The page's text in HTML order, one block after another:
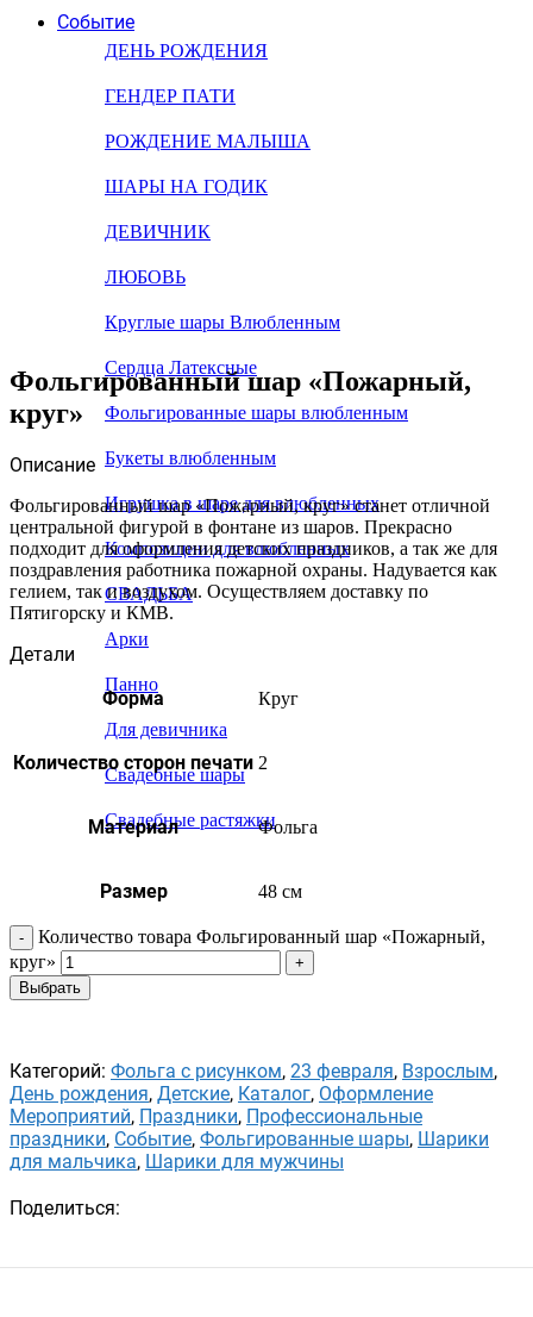
Событие
ДЕНЬ РОЖДЕНИЯ
ГЕНДЕР ПАТИ
РОЖДЕНИЕ МАЛЫША
ШАРЫ НА ГОДИК
ДЕВИЧНИК
ЛЮБОВЬ
Круглые шары Влюбленным
Сердца Латексные
Фольгированные шары влюбленным
Букеты влюбленным
Игрушка в шаре для влюбленных
Композиции для влюбленных
СВАДЬБА
Арки
Панно
Для девичника
Свадебные шары
Свадебные растяжки
Фольгированный шар «Пожарный,
круг»
Описание
Фольгированный шар «Пожарный, круг» станет отличной
центральной фигурой в фонтане из шаров. Прекрасно
подходит для оформления детских праздников, а так же для
поздравления работника пожарной охраны. Надувается как
гелием, так и воздухом. Осуществляем доставку по
Пятигорску и КМВ.
Детали
Форма
Круг
Количество сторон печати 2
Материал Фольга
Размер 48 см
Количество товара Фольгированный шар «Пожарный,
круг»
Выбрать
Категорий: Фольга с рисунком, 23 февраля, Взрослым,
День рождения, Детские, Каталог, Оформление
Мероприятий, Праздники, Профессиональные
праздники, Событие, Фольгированные шары, Шарики
для мальчика, Шарики для мужчины
Поделиться: